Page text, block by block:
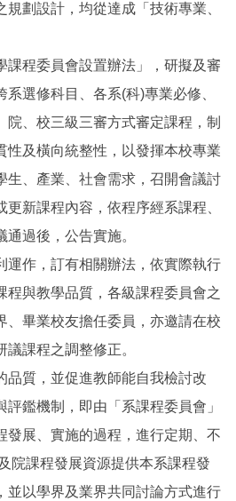
劃設計，均從達成「技術專業、
課程委員會設置辦法」，研擬及審
選修科目、各系(科)專業必修、
院、校三級三審方式審定課程，制
性及橫向統整性，以發揮本校專業
生、產業、社會需求，召開會議討
新課程內容，依程序經系課程、
過後，公告實施。
運作，訂有相關辦法，依實際執行
程與教學品質，各級課程委員會之
、畢業校友擔任委員，亦邀請在校
課程之調整修正。
品質，並促進教師能自我檢討改
鑑機制，即由「系課程委員會」
發展、實施的過程，進行定期、不
院課程發展資源提供本系課程發
並以學界及業界共同討論方式進行